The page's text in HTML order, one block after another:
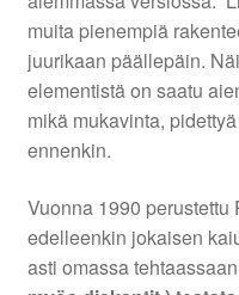
muita pienempiä
juurikaan päällepäin.
elementistä on saatu
mikä mukavinta,
ennenkin.
Vuonna 1990
edelleenkin jokaisen
asti omassa